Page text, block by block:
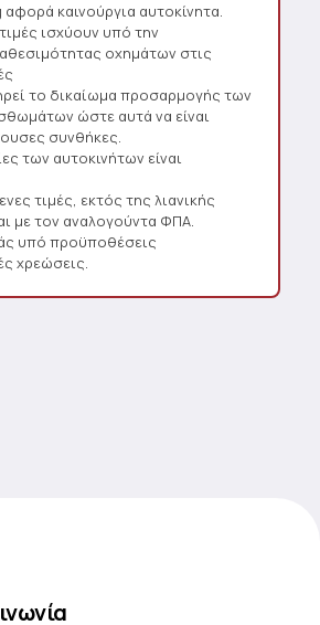
καινούργια αυτοκίνητα.
ισχύουν υπό την
οχημάτων στις
το δικαίωμα προσαρμογής των
ώστε αυτά να είναι
συνθήκες.
των αυτοκινήτων είναι
τιμές, εκτός της λιανικής
με τον αναλογούντα ΦΠΑ.
υπό προϋποθέσεις
χρεώσεις.